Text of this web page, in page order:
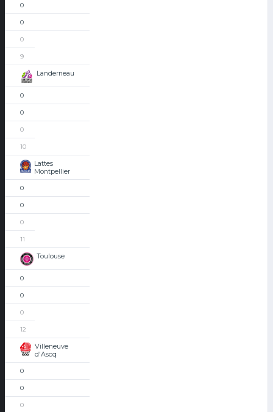
0
0
0
9
Landerneau
0
0
0
10
Lattes
Montpellier
0
0
0
11
Toulouse
0
0
0
12
Villeneuve
d'Ascq
0
0
0